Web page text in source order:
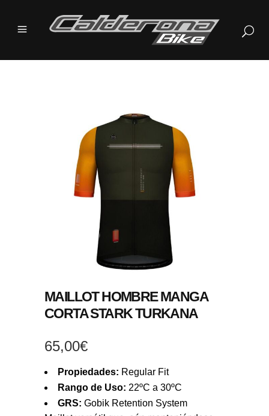
MAILLOT HOMBRE MANGA
CORTA STARK TURKANA
65,00€
Propiedades: Regular Fit
Rango de Uso: 22ºC a 30ºC
GRS: Gobik Retention System